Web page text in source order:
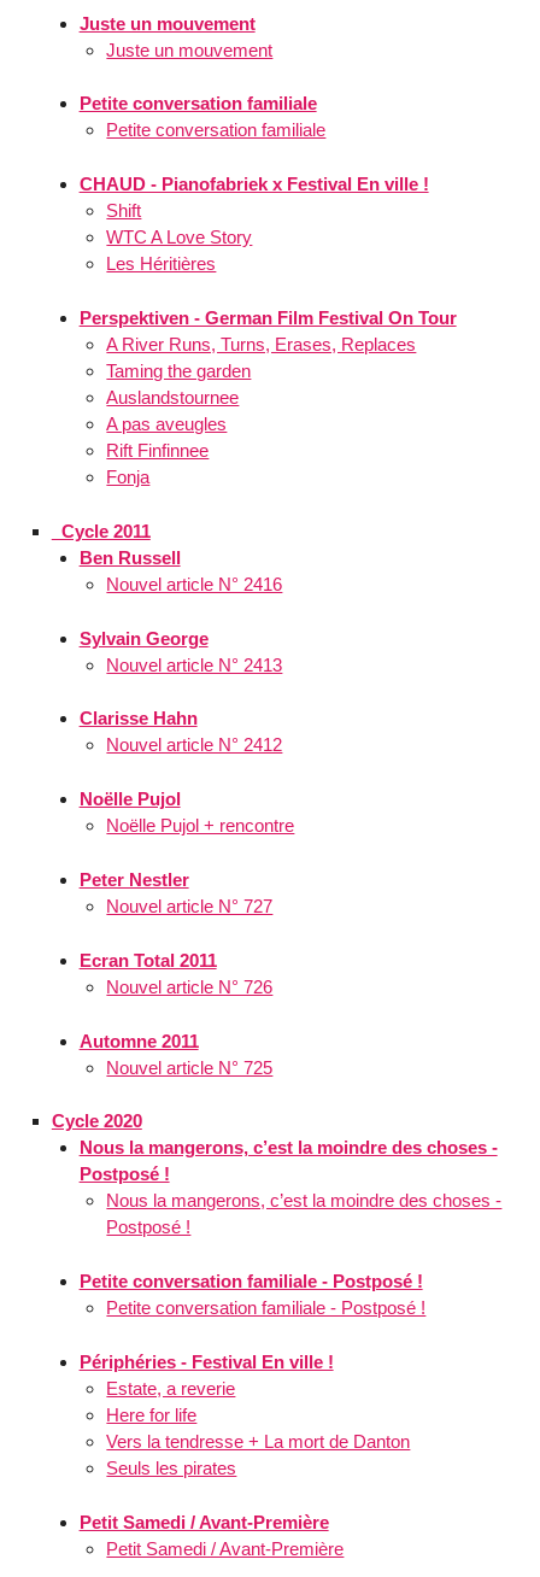
Juste un mouvement
Juste un mouvement
Petite conversation familiale
Petite conversation familiale
CHAUD - Pianofabriek x Festival En ville !
Shift
WTC A Love Story
Les Héritières
Perspektiven - German Film Festival On Tour
A River Runs, Turns, Erases, Replaces
Taming the garden
Auslandstournee
A pas aveugles
Rift Finfinnee
Fonja
_Cycle 2011
Ben Russell
Nouvel article N° 2416
Sylvain George
Nouvel article N° 2413
Clarisse Hahn
Nouvel article N° 2412
Noëlle Pujol
Noëlle Pujol + rencontre
Peter Nestler
Nouvel article N° 727
Ecran Total 2011
Nouvel article N° 726
Automne 2011
Nouvel article N° 725
Cycle 2020
Nous la mangerons, c’est la moindre des choses -
Postposé !
Nous la mangerons, c’est la moindre des choses -
Postposé !
Petite conversation familiale - Postposé !
Petite conversation familiale - Postposé !
Périphéries - Festival En ville !
Estate, a reverie
Here for life
Vers la tendresse + La mort de Danton
Seuls les pirates
Petit Samedi / Avant-Première
Petit Samedi / Avant-Première